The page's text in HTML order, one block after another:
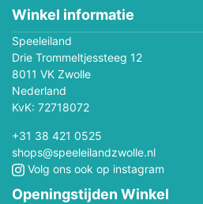
Winkel informatie
Speeleiland
Drie Trommeltjessteeg 12
8011 VK Zwolle
Nederland
KvK: 72718072
+31 38 421 0525
shops@speeleilandzwolle.nl
Volg ons ook op instagram
Openingstijden Winkel